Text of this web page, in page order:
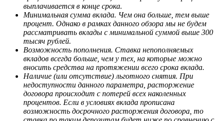
выплачивается в конце срока.
Минимальная сумма вклада. Чем она больше, тем выше
процент. Однако в рамках данного обзора мы не будем
рассматривать вклады с минимальной суммой выше 300
тысяч рублей.
Возможность пополнения. Ставка непополняемых
вкладов всегда больше, чем у тех, на которые можно
вносить средства на протяжении всего срока вклада.
Наличие (или отсутствие) льготного снятия. При
недоступности данного параметра, расторжение
договора происходит с потерей всех наколенных
процентов. Если в условиях вклада прописана
возможность досрочного расторжения договора, то